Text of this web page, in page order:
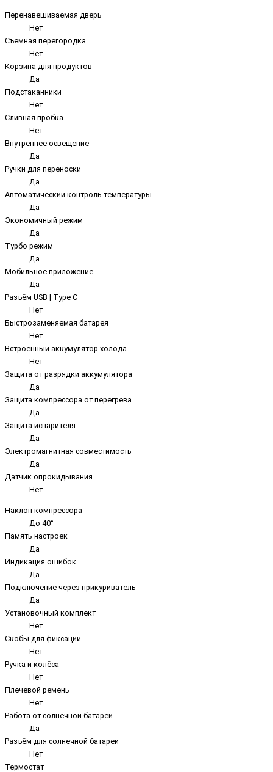
Перенавешиваемая дверь
Нет
Съёмная перегородка
Нет
Корзина для продуктов
Да
Подстаканники
Нет
Сливная пробка
Нет
Внутреннее освещение
Да
Ручки для переноски
Да
Автоматический контроль температуры
Да
Экономичный режим
Да
Турбо режим
Да
Мобильное приложение
Да
Разъём USB | Type C
Нет
Быстрозаменяемая батарея
Нет
Встроенный аккумулятор холода
Нет
Защита от разрядки аккумулятора
Да
Защита компрессора от перегрева
Да
Защита испарителя
Да
Электромагнитная совместимость
Да
Датчик опрокидывания
Нет
Наклон компрессора
До 40°
Память настроек
Да
Индикация ошибок
Да
Подключение через прикуриватель
Да
Установочный комплект
Нет
Скобы для фиксации
Нет
Ручка и колёса
Нет
Плечевой ремень
Нет
Работа от солнечной батареи
Да
Разъём для солнечной батареи
Нет
Термостат